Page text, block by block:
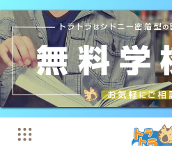
メインコンテンツへスキップ